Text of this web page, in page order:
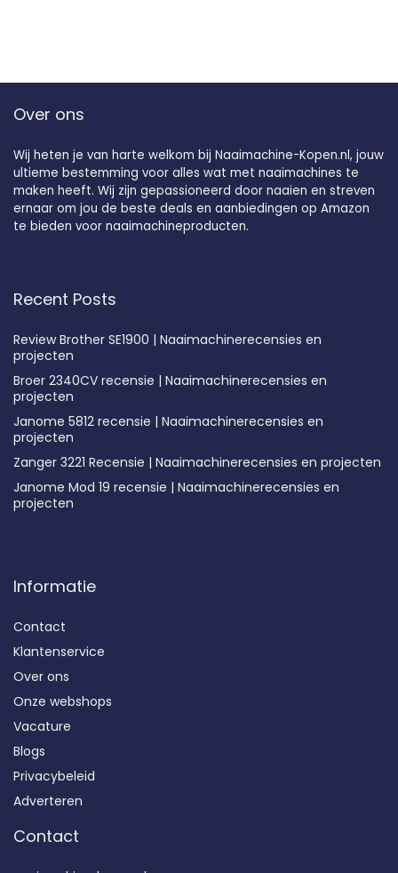
Over ons
Wij heten je van harte welkom bij Naaimachine-Kopen.nl, jouw
ultieme bestemming voor alles wat met naaimachines te
maken heeft. Wij zijn gepassioneerd door naaien en streven
ernaar om jou de beste deals en aanbiedingen op Amazon
te bieden voor naaimachineproducten.
Recent Posts
Review Brother SE1900 | Naaimachinerecensies en
projecten
Broer 2340CV recensie | Naaimachinerecensies en
projecten
Janome 5812 recensie | Naaimachinerecensies en
projecten
Zanger 3221 Recensie | Naaimachinerecensies en projecten
Janome Mod 19 recensie | Naaimachinerecensies en
projecten
Informatie
Contact
Klantenservice
Over ons
Onze webshops
Vacature
Blogs
Privacybeleid
Adverteren
Contact